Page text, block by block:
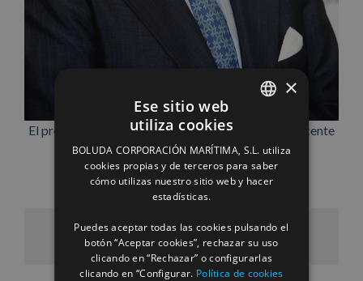
El presidente de Boluda Corporación Marítima, Vicente
Boluda Fos.
Facebook
X LinkedInWhatsApp
PinterestCorreo
electrónico
ENGLISH
FRENCH
×
Ese sitio web
utiliza cookies
BOLUDA CORPORACIÓN MARÍTIMA, S.L. utiliza
cookies propias y de terceros para saber
cómo utilizas nuestro sitio web y hacer
estadísticas.
Puedes aceptar todas las cookies pulsando el
botón “Aceptar cookies”, rechazar su uso
clicando en “Rechazar” o configurarlas
clicando en “Configurar. Política de cookies